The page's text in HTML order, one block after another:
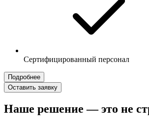
Сертифицированный персонал
Подробнее
Оставить заявку
Наше решение — это не